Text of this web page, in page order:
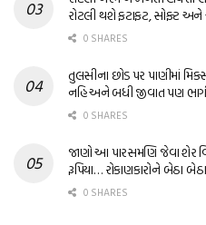
રોટલી થશે ફટાફટ, સોફ્ટ
0 SHARES
તુલસીના છોડ પર પાણીમાં
નહિ અને બધી જીવાત પણ
0 SHARES
જાણો આ પારસમણિ જેવા શેર
રૂપિયા… રોકાણકારોને બેઠા
0 SHARES